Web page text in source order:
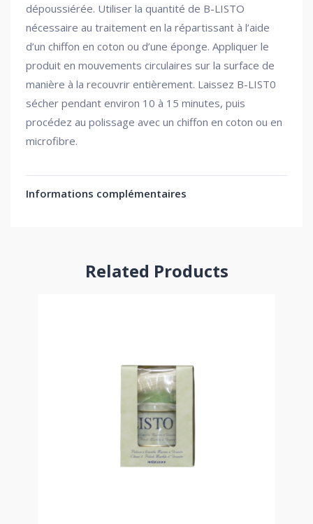
dépoussiérée. Utiliser la quantité de B-LISTO
nécessaire au traitement en la répartissant à l’aide
d’un chiffon en coton ou d’une éponge. Appliquer le
produit en mouvements circulaires sur la surface de
manière à la recouvrir entièrement. Laissez B-LIST0
sécher pendant environ 10 à 15 minutes, puis
procédez au polissage avec un chiffon en coton ou en
microfibre.
Informations complémentaires
Related Products